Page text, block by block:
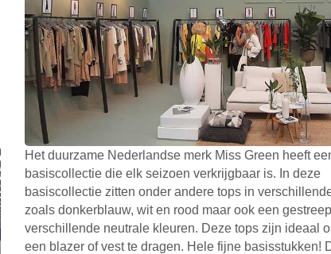
Het duurzame Nederlandse merk Miss Green heeft
basiscollectie die elk seizoen verkrijgbaar is. In deze
basiscollectie zitten onder andere tops in
zoals donkerblauw, wit en rood maar ook een
verschillende neutrale kleuren. Deze tops zijn ideaal
een blazer of vest te dragen. Hele fijne basisstukken!